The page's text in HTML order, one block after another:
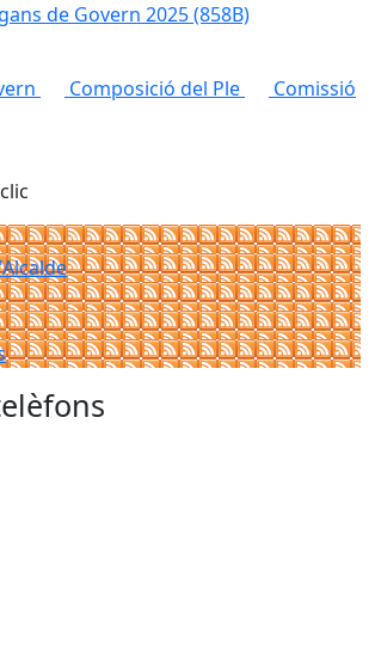
de Govern 2025(858B)
Composició del Ple
Comissió